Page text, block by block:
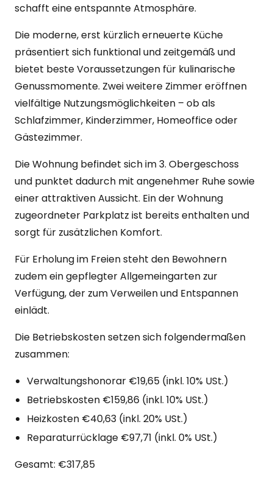
schafft eine entspannte Atmosphäre.
Die moderne, erst kürzlich erneuerte Küche
präsentiert sich funktional und zeitgemäß und
bietet beste Voraussetzungen für kulinarische
Genussmomente. Zwei weitere Zimmer eröffnen
vielfältige Nutzungsmöglichkeiten – ob als
Schlafzimmer, Kinderzimmer, Homeoffice oder
Gästezimmer.
Die Wohnung befindet sich im 3. Obergeschoss
und punktet dadurch mit angenehmer Ruhe sowie
einer attraktiven Aussicht. Ein der Wohnung
zugeordneter Parkplatz ist bereits enthalten und
sorgt für zusätzlichen Komfort.
Für Erholung im Freien steht den Bewohnern
zudem ein gepflegter Allgemeingarten zur
Verfügung, der zum Verweilen und Entspannen
einlädt.
Die Betriebskosten setzen sich folgendermaßen
zusammen:
Verwaltungshonorar €19,65 (inkl. 10% USt.)
Betriebskosten €159,86 (inkl. 10% USt.)
Heizkosten €40,63 (inkl. 20% USt.)
Reparaturrücklage €97,71 (inkl. 0% USt.)
Gesamt: €317,85